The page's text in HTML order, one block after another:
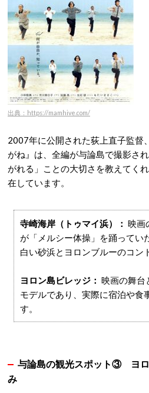
出典：https://mamhive.com/
2007年に公開された荻上直子監督
がね』は、全編が与論島で撮影さ
がれる」ことの大切さを教えてく
在しています。
寺崎海岸（トゥマイ浜）： 映画
が「メルシー体操」を踊ってい
白い砂浜とヨロンブルーのコン
ヨロン島ビレッジ： 映画の舞台
モデルであり、実際に宿泊や食
す。
与論島の観光スポット③
ヨ
み